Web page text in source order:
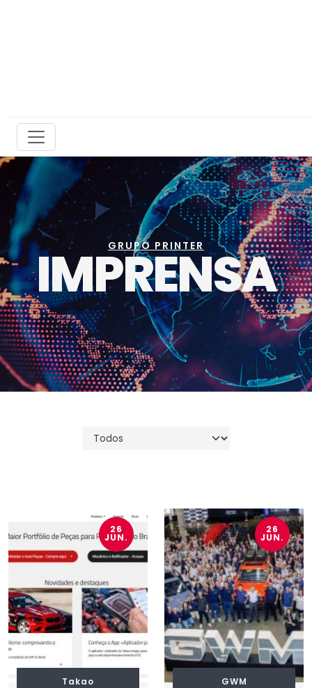
GRUPO PRINTER
IMPRENSA
26
JUN.
Takao
26
JUN.
GWM